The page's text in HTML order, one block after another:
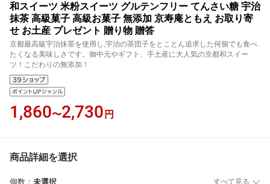
和スイーツ 米粉スイーツ グルテンフリー てんさい糖 宇治
抹茶 高級菓子 高級お菓子 無添加 京寿庵ともえ お取り寄
せ お土産 プレゼント 贈り物 贈答
京都最高級宇治抹茶を使用し,宇治の茶団子をとことん追求した何個でも食べ
たくなる美味しさです。御中元やギフト、手土産に大人気の京都和スイー
ツ！こだわりの無添加！
1,860〜2,730 円
商品詳細を選択
個数 ： 未選択 すべて見る